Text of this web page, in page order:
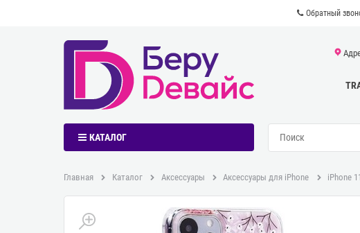
Обратный
КАТАЛОГ
Главная Каталог Аксессуары Аксессуары для iPhone iPhone